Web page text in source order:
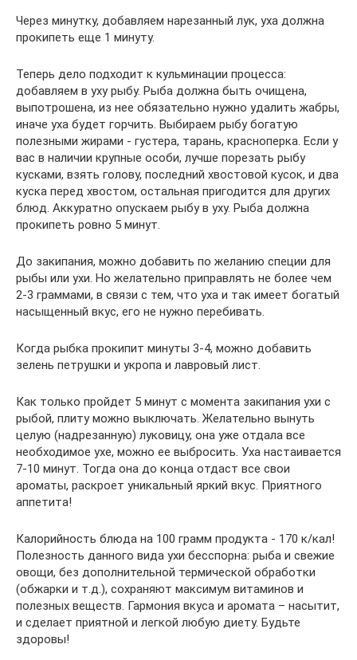
Через минутку, добавляем нарезанный лук, уха должна
прокипеть еще 1 минуту.
Теперь дело подходит к кульминации процесса:
добавляем в уху рыбу. Рыба должна быть очищена,
выпотрошена, из нее обязательно нужно удалить жабры,
иначе уха будет горчить. Выбираем рыбу богатую
полезными жирами - густера, тарань, красноперка. Если у
вас в наличии крупные особи, лучше порезать рыбу
кусками, взять голову, последний хвостовой кусок, и два
куска перед хвостом, остальная пригодится для других
блюд. Аккуратно опускаем рыбу в уху. Рыба должна
прокипеть ровно 5 минут.
До закипания, можно добавить по желанию специи для
рыбы или ухи. Но желательно приправлять не более чем
2-3 граммами, в связи с тем, что уха и так имеет богатый
насыщенный вкус, его не нужно перебивать.
Когда рыбка прокипит минуты 3-4, можно добавить
зелень петрушки и укропа и лавровый лист.
Как только пройдет 5 минут с момента закипания ухи с
рыбой, плиту можно выключать. Желательно вынуть
целую (надрезанную) луковицу, она уже отдала все
необходимое ухе, можно ее выбросить. Уха настаивается
7-10 минут. Тогда она до конца отдаст все свои
ароматы, раскроет уникальный яркий вкус. Приятного
аппетита!
Калорийность блюда на 100 грамм продукта - 170 к/кал!
Полезность данного вида ухи бесспорна: рыба и свежие
овощи, без дополнительной термической обработки
(обжарки и т.д.), сохраняют максимум витаминов и
полезных веществ. Гармония вкуса и аромата – насытит,
и сделает приятной и легкой любую диету. Будьте
здоровы!